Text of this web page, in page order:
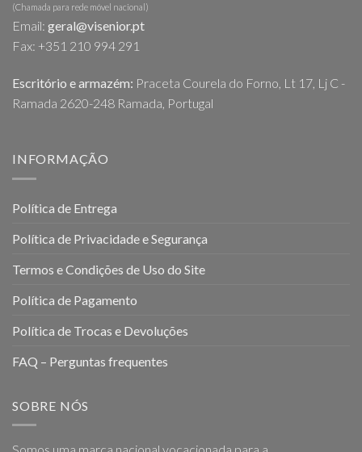
(Chamada para rede móvel nacional)
Email: geral@visenior.pt
Fax: +351 210 994 291
Escritório e armazém: Praceta Courela do Forno, Lt 17, Lj C -
Ramada 2620-248 Ramada, Portugal
INFORMAÇÃO
Política de Entrega
Política de Privacidade e Segurança
Termos e Condições de Uso do Site
Política de Pagamento
Política de Trocas e Devoluções
FAQ – Perguntas frequentes
SOBRE NÓS